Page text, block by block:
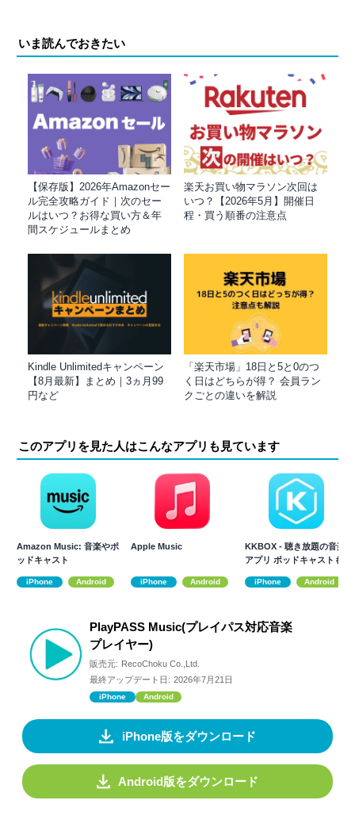
いま読んでおきたい
【保存版】2026年Amazonセー
ル完全攻略ガイド｜次のセー
ルはいつ？お得な買い方＆年
間スケジュールまとめ
楽天お買い物マラソン次回は
いつ？【2026年5月】開催日
程・買う順番の注意点
Kindle Unlimitedキャンペーン
【8月最新】まとめ｜3ヵ月99
円など
「楽天市場」18日と5と0のつ
く日はどちらが得？ 会員ラン
クごとの違いを解説
このアプリを見た人はこんなアプリも見ています
Amazon Music: 音楽やポ
ッドキャスト
iPhone Android
Apple Music
iPhone Android
KKBOX - 聴き放題の音楽
アプリ ポッドキャストも
iPhone Android
PlayPASS Music(プレイパス対応音楽
プレイヤー)
販売元: RecoChoku Co.,Ltd.
最終アップデート日: 2026年7月21日
iPhone Android
iPhone版をダウンロード
Android版をダウンロード